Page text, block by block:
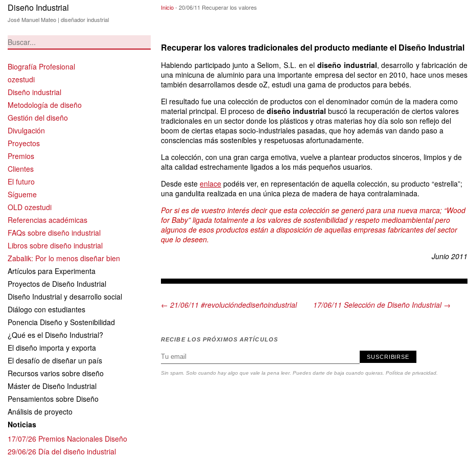
Diseño Industrial
José Manuel Mateo | diseñador industrial
Biografía Profesional
ozestudi
Diseño industrial
Metodología de diseño
Gestión del diseño
Divulgación
Proyectos
Premios
Clientes
El futuro
Sígueme
OLD ozestudi
Referencias académicas
FAQs sobre diseño industrial
Libros sobre diseño industrial
Zabalik: Por lo menos diseñar bien
Artículos para Experimenta
Proyectos de Diseño Industrial
Diseño Industrial y desarrollo social
Diálogo con estudiantes
Ponencia Diseño y Sostenibilidad
¿Qué es el Diseño Industrial?
El diseño importa y exporta
El desafío de diseñar un país
Recursos varios sobre diseño
Máster de Diseño Industrial
Pensamientos sobre Diseño
Análisis de proyecto
Noticias
17/07/26 Premios Nacionales Diseño
29/06/26 Día del diseño industrial
20/06/11 Recuperar los valores
Inicio- 20/06/11 Recuperar los valores
Recuperar los valores tradicionales del producto mediante el Diseño Industrial
Habiendo participado junto a Seliom, S.L. en el diseño industrial, desarrollo y fabricación de
una minicuna de aluminio para una importante empresa del sector en 2010, hace unos meses
también desarrollamos desde oZ, estudi una gama de productos para bebés.
El resultado fue una colección de productos con el denominador común de la madera como
material principal. El proceso de diseño industrial buscó la recuperación de ciertos valores
tradicionales en un sector donde los plásticos y otras materias hoy día solo son reflejo del
boom de ciertas etapas socio-industriales pasadas, que hoy además van dando paso a
consciencias más sostenibles y respetuosas afortunadamente.
La colección, con una gran carga emotiva, vuelve a plantear productos sinceros, limpios y de
alta calidad estrechamente ligados a los más pequeños usuarios.
Desde este enlace podéis ver, en representación de aquella colección, su producto “estrella”;
una gandulita realizada en una única pieza de madera de haya contralaminada.
Por si es de vuestro interés decir que esta colección se generó para una nueva marca; “Wood
for Baby”ligada totalmente a los valores de sostenibilidad y respeto medioambiental pero
algunos de esos productos están a disposición de aquellas empresas fabricantes del sector
que lo deseen.
Junio 2011
← 21/06/11 #revolucióndediseñoindustrial 17/06/11 Selección de Diseño Industrial →
RECIBE LOS PRÓXIMOS ARTÍCULOS
SUSCRIBIRSE
Sin spam. Solo cuando hay algo que vale la pena leer. Puedes darte de baja cuando quieras. Política de privacidad